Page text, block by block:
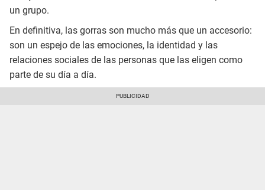
un grupo.
En definitiva, las gorras son mucho más que un accesorio:
son un espejo de las emociones, la identidad y las
relaciones sociales de las personas que las eligen como
parte de su día a día.